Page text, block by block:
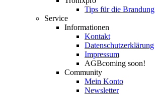
Tips für die Brandung
Service
Informationen
Kontakt
Datenschutzerklärung
Impressum
AGBcoming soon!
Community
Mein Konto
Newsletter